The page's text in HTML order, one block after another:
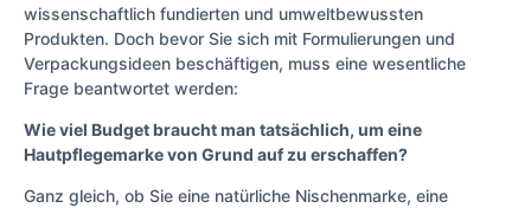
wissenschaftlich fundierten und umweltbewussten
Produkten. Doch bevor Sie sich mit Formulierungen und
Verpackungsideen beschäftigen, muss eine wesentliche
Frage beantwortet werden:
Wie viel Budget braucht man tatsächlich, um eine
Hautpflegemarke von Grund auf zu erschaffen?
Ganz gleich, ob Sie eine natürliche Nischenmarke, eine